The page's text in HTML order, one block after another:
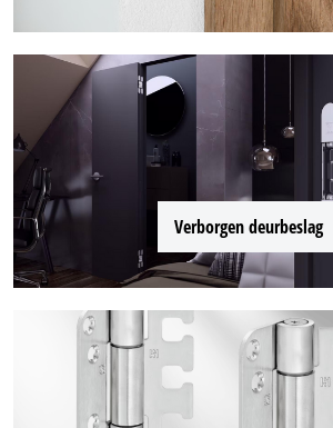
Verborgen deurbeslag